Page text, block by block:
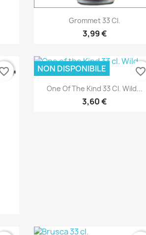
Anteprima
Grommet 33 Cl.
3,99 €
Anteprima
One Of The Kind 33 Cl. Wild...
3,60 €
NON DISPONIBILE favorite_border